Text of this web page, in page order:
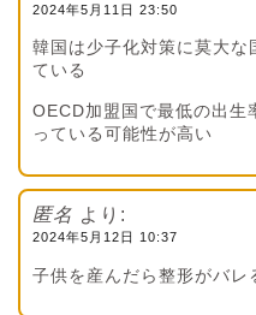
2024年5月11日 23:50
韓国は少子化対策に莫大な
ている
OECD加盟国で最低の出生
っている可能性が高い
匿名 より:
2024年5月12日 10:37
子供を産んだら整形がバレ